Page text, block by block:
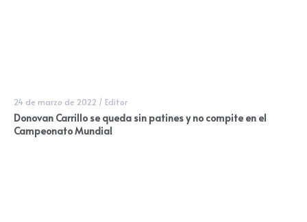
24 de marzo de 2022 / Editor
Donovan Carrillo se queda sin patines y no compite en el
Campeonato Mundial